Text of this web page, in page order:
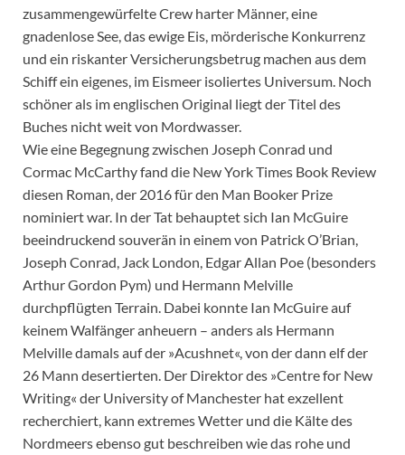
zusammengewürfelte Crew harter Männer, eine
gnadenlose See, das ewige Eis, mörderische Konkurrenz
und ein riskanter Versicherungsbetrug machen aus dem
Schiff ein eigenes, im Eismeer isoliertes Universum. Noch
schöner als im englischen Original liegt der Titel des
Buches nicht weit von Mordwasser.
Wie eine Begegnung zwischen Joseph Conrad und
Cormac McCarthy fand die New York Times Book Review
diesen Roman, der 2016 für den Man Booker Prize
nominiert war. In der Tat behauptet sich Ian McGuire
beeindruckend souverän in einem von Patrick O’Brian,
Joseph Conrad, Jack London, Edgar Allan Poe (besonders
Arthur Gordon Pym) und Hermann Melville
durchpflügten Terrain. Dabei konnte Ian McGuire auf
keinem Walfänger anheuern – anders als Hermann
Melville damals auf der »Acushnet«, von der dann elf der
26 Mann desertierten. Der Direktor des »Centre for New
Writing« der University of Manchester hat exzellent
recherchiert, kann extremes Wetter und die Kälte des
Nordmeers ebenso gut beschreiben wie das rohe und